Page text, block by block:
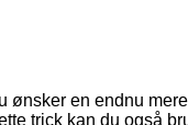
en endnu
trick kan du også